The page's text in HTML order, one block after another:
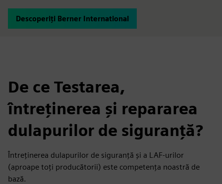
Descoperiți Berner International
De ce Testarea,
întreținerea și repararea
dulapurilor de siguranță?
Întreținerea dulapurilor de siguranță și a LAF-urilor
(aproape toți producătorii) este competența noastră de
bază.